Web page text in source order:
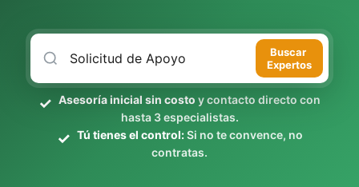
Buscar
Expertos
Asesoría inicial sin costo y contacto directo con
hasta 3 especialistas.
Tú tienes el control:Si no te convence, no
contratas.